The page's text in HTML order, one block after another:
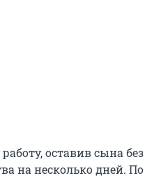
оставив сына без
на несколько дней. По